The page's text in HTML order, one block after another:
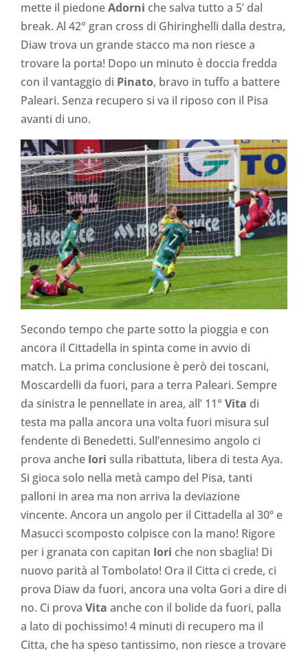
mette il piedoneAdorni che salva tutto a 5’ dal
break. Al 42° gran cross di Ghiringhelli dalla destra,
Diaw trova un grande stacco ma non riesce a
trovare la porta! Dopo un minuto è doccia fredda
con il vantaggio di Pinato, bravo in tuffo a battere
Paleari. Senza recupero si va il riposo con il Pisa
avanti di uno.
Secondo tempo che parte sotto la pioggia e con
ancora il Cittadella in spinta come in avvio di
match. La prima conclusione è però dei toscani,
Moscardelli da fuori, para a terra Paleari. Sempre
da sinistra le pennellate in area, all’ 11° Vita di
testa ma palla ancora una volta fuori misura sul
fendente di Benedetti. Sull’ennesimo angolo ci
prova anche Iori sulla ribattuta, libera di testa Aya.
Si gioca solo nella metà campo del Pisa, tanti
palloni in area ma non arriva la deviazione
vincente. Ancora un angolo per il Cittadella al 30º e
Masucci scomposto colpisce con la mano! Rigore
per i granata con capitan Iori che non sbaglia! Di
nuovo parità al Tombolato! Ora il Citta ci crede, ci
prova Diaw da fuori, ancora una volta Gori a dire di
no. Ci prova Vita anche con il bolide da fuori, palla
a lato di pochissimo! 4 minuti di recupero ma il
Citta, che ha speso tantissimo, non riesce a trovare